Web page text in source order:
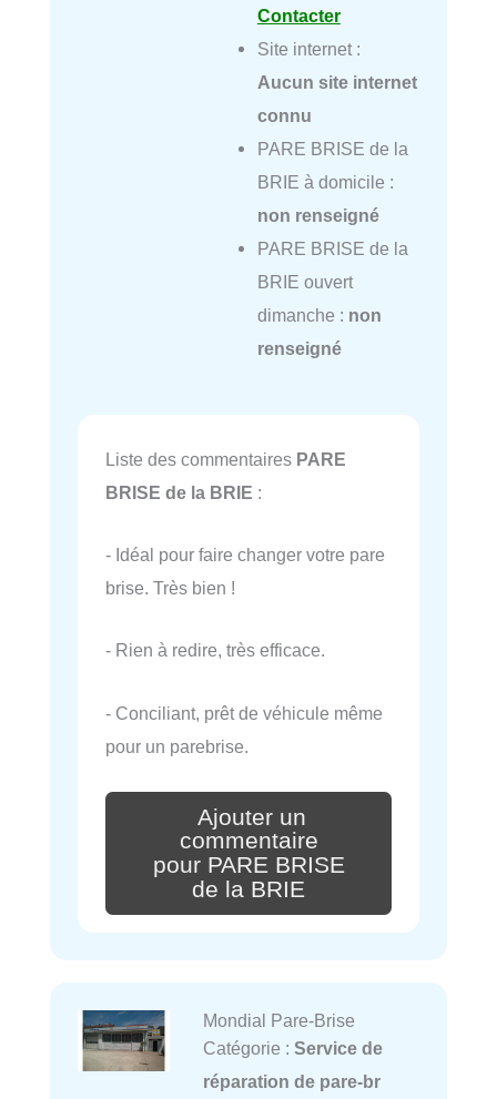
Contacter
Site internet :
Aucun site internet
connu
PARE BRISE de la
BRIE à domicile :
non renseigné
PARE BRISE de la
BRIE ouvert
dimanche : non
renseigné
Liste des commentaires PARE
BRISE de la BRIE :
- Idéal pour faire changer votre pare
brise. Très bien !
- Rien à redire, très efficace.
- Conciliant, prêt de véhicule même
pour un parebrise.
Ajouter un
commentaire
pour PARE BRISE
de la BRIE
Mondial Pare-Brise
Catégorie : Service de
réparation de pare-br